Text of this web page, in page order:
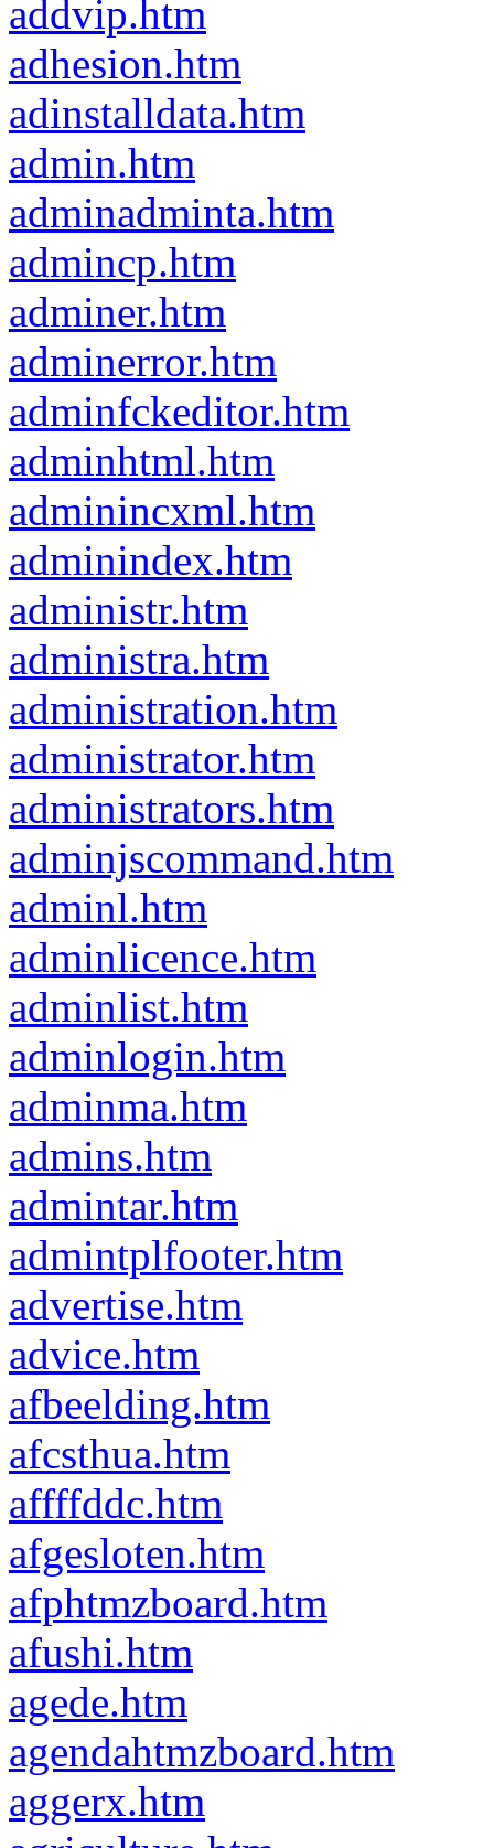
addvip.htm
adhesion.htm
adinstalldata.htm
admin.htm
adminadminta.htm
admincp.htm
adminer.htm
adminerror.htm
adminfckeditor.htm
adminhtml.htm
adminincxml.htm
adminindex.htm
administr.htm
administra.htm
administration.htm
administrator.htm
administrators.htm
adminjscommand.htm
adminl.htm
adminlicence.htm
adminlist.htm
adminlogin.htm
adminma.htm
admins.htm
admintar.htm
admintplfooter.htm
advertise.htm
advice.htm
afbeelding.htm
afcsthua.htm
affffddc.htm
afgesloten.htm
afphtmzboard.htm
afushi.htm
agede.htm
agendahtmzboard.htm
aggerx.htm